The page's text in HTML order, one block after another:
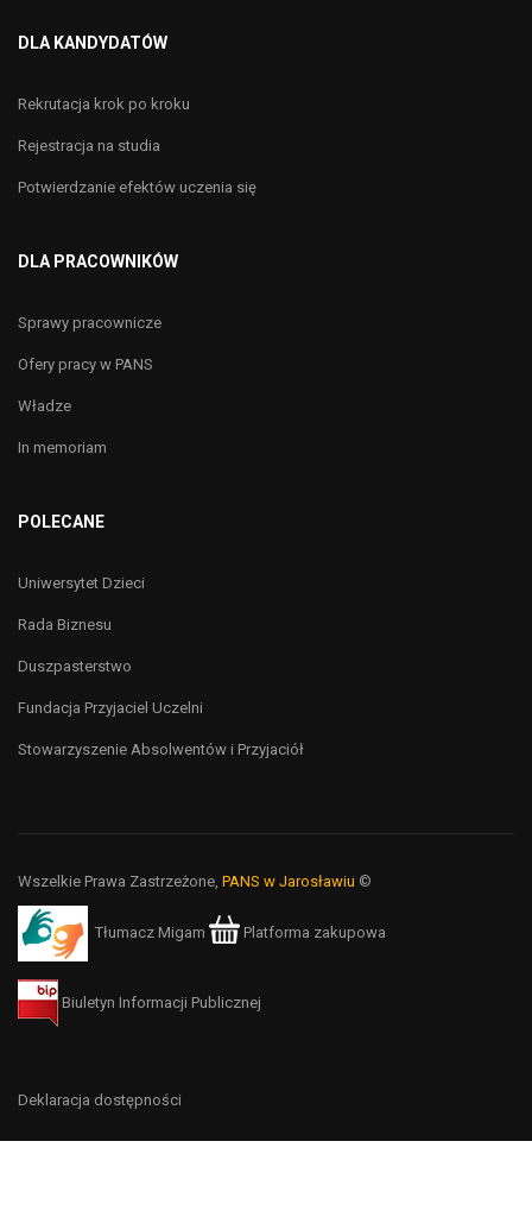
DLA KANDYDATÓW
Rekrutacja krok po kroku
Rejestracja na studia
Potwierdzanie efektów uczenia się
DLA PRACOWNIKÓW
Sprawy pracownicze
Ofery pracy w PANS
Władze
In memoriam
POLECANE
Uniwersytet Dzieci
Rada Biznesu
Duszpasterstwo
Fundacja Przyjaciel Uczelni
Stowarzyszenie Absolwentów i Przyjaciół
Wszelkie Prawa Zastrzeżone, PANS w Jarosławiu ©
Tłumacz Migam Platforma zakupowa
Biuletyn Informacji Publicznej
Deklaracja dostępności